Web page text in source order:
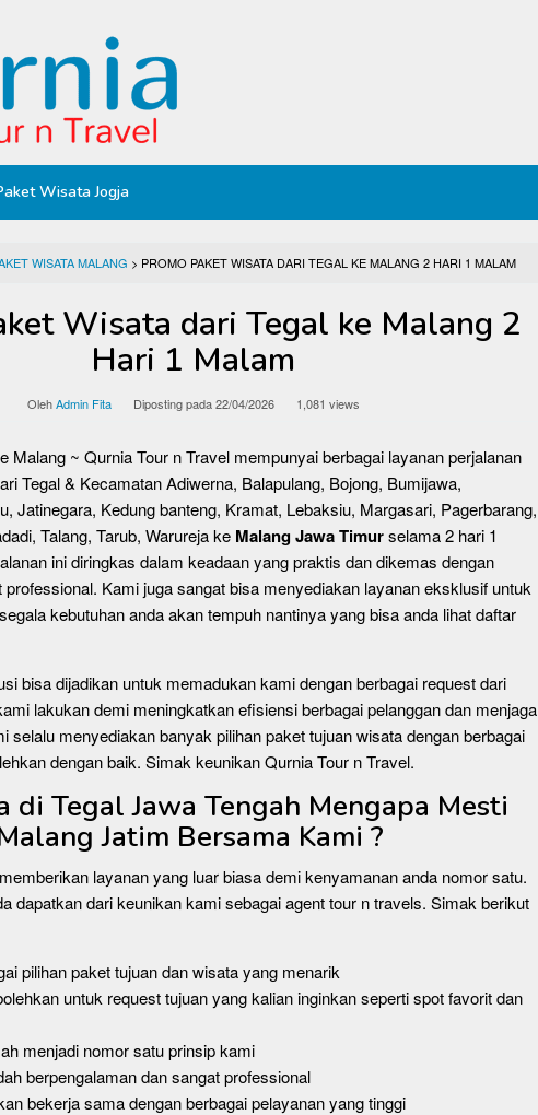
Wisata Jogja
WISATA MALANG > PROMO PAKET WISATA DARI TEGAL KE MALANG 2 HARI 1 MALAM
Wisata dari Tegal ke Malang 2
Hari 1 Malam
OlehAdmin Fita Diposting pada22/04/2026 1,081 views
Malang ~ Qurnia Tour n Travel mempunyai berbagai layanan perjalanan
Tegal & Kecamatan Adiwerna, Balapulang, Bojong, Bumijawa,
Jatinegara, Kedung banteng, Kramat, Lebaksiu, Margasari, Pagerbarang,
Talang, Tarub, Warureja ke Malang Jawa Timurselama 2 hari 1
ini diringkas dalam keadaan yang praktis dan dikemas dengan
Kami juga sangat bisa menyediakan layanan eksklusif untuk
kebutuhan anda akan tempuh nantinya yang bisa anda lihat daftar
bisa dijadikan untuk memadukan kami dengan berbagai request dari
lakukan demi meningkatkan efisiensi berbagai pelanggan dan menjaga
selalu menyediakan banyak pilihan paket tujuan wisata dengan berbagai
dengan baik. Simak keunikan Qurnia Tour n Travel.
di Tegal Jawa Tengah Mengapa Mesti
Jatim Bersama Kami ?
layanan yang luar biasa demi kenyamanan anda nomor satu.
dapatkan dari keunikan kami sebagai agent tour n travels. Simak berikut
pilihan paket tujuan dan wisata yang menarik
untuk request tujuan yang kalian inginkan seperti spot favorit dan
menjadi nomor satu prinsip kami
berpengalaman dan sangat professional
bekerja sama dengan berbagai pelayanan yang tinggi